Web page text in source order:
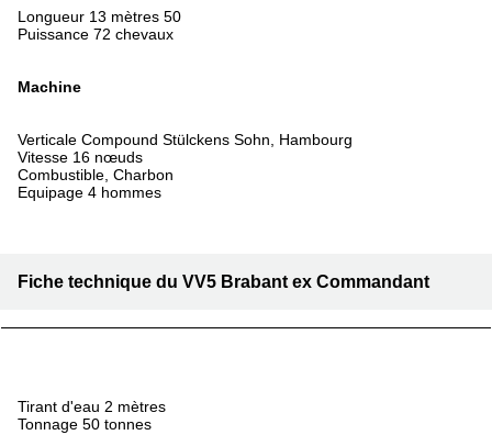
Longueur 13 mètres 50
Puissance 72 chevaux
Machine
Verticale Compound Stülckens Sohn, Hambourg
Vitesse 16 nœuds
Combustible, Charbon
Equipage 4 hommes
Fiche technique du VV5 Brabant ex Commandant
Tirant d'eau 2 mètres
Tonnage 50 tonnes